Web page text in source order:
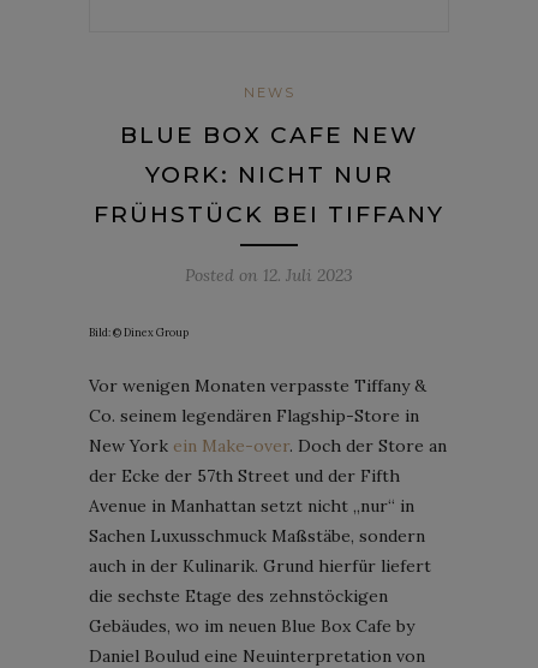
NEWS
BLUE BOX CAFE NEW
YORK: NICHT NUR
FRÜHSTÜCK BEI TIFFANY
Posted on 12. Juli 2023
Bild: © Dinex Group
Vor wenigen Monaten verpasste Tiffany &
Co. seinem legendären Flagship-Store in
New York ein Make-over. Doch der Store an
der Ecke der 57th Street und der Fifth
Avenue in Manhattan setzt nicht „nur“ in
Sachen Luxusschmuck Maßstäbe, sondern
auch in der Kulinarik. Grund hierfür liefert
die sechste Etage des zehnstöckigen
Gebäudes, wo im neuen Blue Box Cafe by
Daniel Boulud eine Neuinterpretation von